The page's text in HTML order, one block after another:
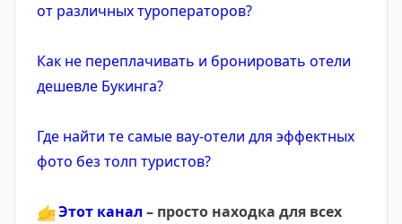
от различных туроператоров?
Как не переплачивать и бронировать отели
дешевле Букинга?
Где найти те самые вау-отели для эффектных
фото без толп туристов?
👉Этот канал – просто находка для всех